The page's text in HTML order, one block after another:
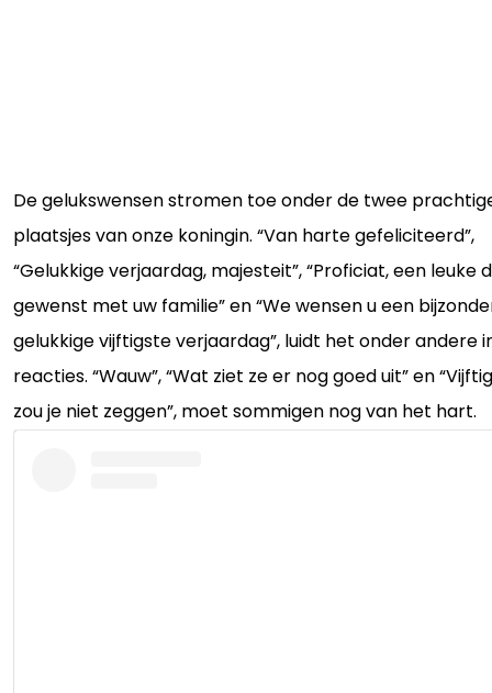
De gelukswensen stromen toe onder de twee
plaatsjes van onze koningin. “Van harte gefeliciteerd”,
“Gelukkige verjaardag, majesteit”, “Proficiat, een leuke
gewenst met uw familie” en “We wensen u een
gelukkige vijftigste verjaardag”, luidt het onder andere
reacties. “Wauw”, “Wat ziet ze er nog goed uit” en
zou je niet zeggen”, moet sommigen nog van het hart.